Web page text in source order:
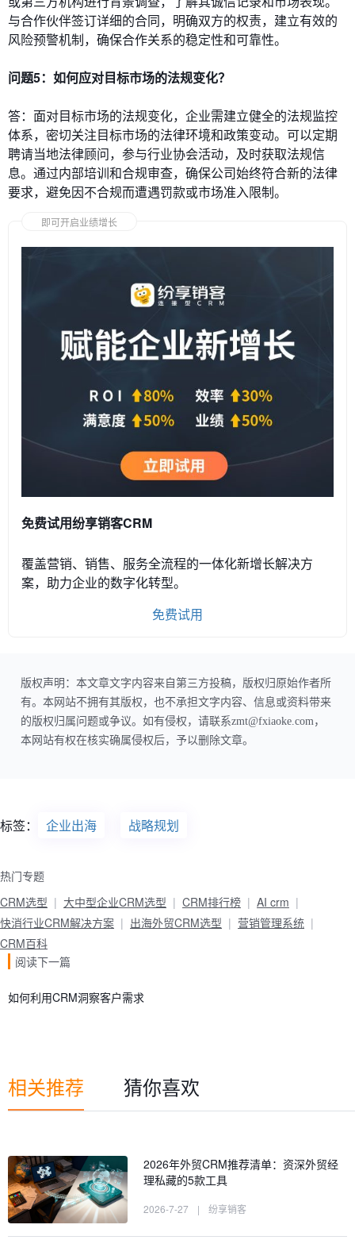
与合作伙伴签订详细的合同，明确双方的权责，建立有效的
风险预警机制，确保合作关系的稳定性和可靠性。
问题5：如何应对目标市场的法规变化？
答：面对目标市场的法规变化，企业需建立健全的法规监控
体系，密切关注目标市场的法律环境和政策变动。可以定期
聘请当地法律顾问，参与行业协会活动，及时获取法规信
息。通过内部培训和合规审查，确保公司始终符合新的法律
要求，避免因不合规而遭遇罚款或市场准入限制。
即可开启业绩增长
免费试用纷享销客CRM
覆盖营销、销售、服务全流程的一体化新增长解决方
案，助力企业的数字化转型。
免费试用
版权声明：本文章文字内容来自第三方投稿，版权归原始作者所
有。本网站不拥有其版权，也不承担文字内容、信息或资料带来
的版权归属问题或争议。如有侵权，请联系zmt@fxiaoke.com，
本网站有权在核实确属侵权后，予以删除文章。
标签： 企业出海 战略规划
热门专题
CRM选型
大中型企业CRM选型 CRM排行榜
AI crm
快消行业CRM解决方案
出海外贸CRM选型
营销管理系统
CRM百科
阅读下一篇
如何利用CRM洞察客户需求
相关推荐 猜你喜欢
2026年外贸CRM推荐清单：资深外贸经
理私藏的5款工具
2026-7-27 | 纷享销客